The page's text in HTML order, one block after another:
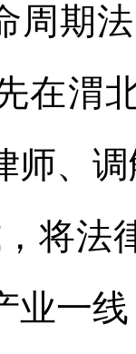
周期
在渭
师、
将法
业一